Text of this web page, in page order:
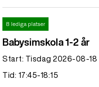
8 lediga platser
Babysimskola 1-2 år
Start: Tisdag 2026-08-18
Tid: 17:45-18:15